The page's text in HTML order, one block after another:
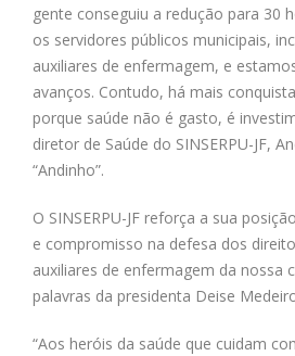
gente conseguiu a redução para 30
os servidores públicos municipais,
auxiliares de enfermagem, e
avanços. Contudo, há mais
porque saúde não é gasto, é
diretor de Saúde do SINSERPU-JF,
“Andinho”.
O SINSERPU-JF reforça a sua
e compromisso na defesa dos
auxiliares de enfermagem da nossa
palavras da presidenta Deise
“Aos heróis da saúde que cuidam